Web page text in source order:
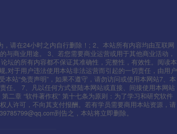
请在24小时之内自行删除！; 2、本站所有内容均由互联网
商业用途。 3、若您需要商业运营或用于其他商业活动，
坛的所有内容都不保证其准确性，完整性，有效性。阅读本
对于用户违法使用本站非法运营而引起的一切责任，由用户
站“免责声明”，如果不遵守，请勿访问或使用本网站7、本
任。 7、凡以任何方式登陆本网站或直接、间接使用本网站
二章 “软件著作权” 第十七条为原则：为了学习和研究软件
人许可，不向其支付报酬。若有学员需要商用本站资源，请
到告之，本站将立即删除。